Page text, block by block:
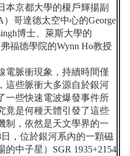
本京都大學的榎戶輝揚副
）哥達德太空中心的George
博士、萊斯大學的
福德學院的Wynn Ho教授
脈衝現象，持續時間僅
這些脈衝大多源自於銀河
一些快速電波爆發事件所
竟是何種天體引發了這些
制，依然是天文學界的一
日，位於銀河系內的一顆磁
中子星） SGR 1935+2154